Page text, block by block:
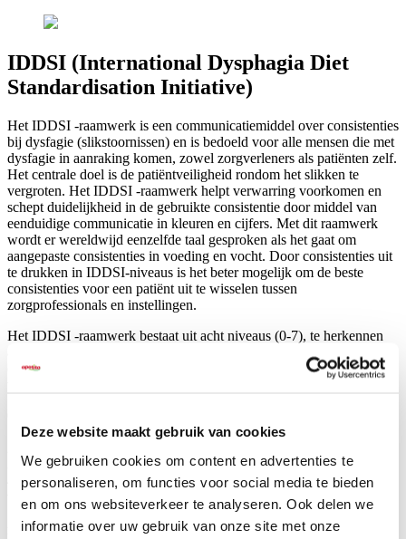
Deze website maakt gebruik van cookies
We gebruiken cookies om content en advertenties te
personaliseren, om functies voor social media te bieden
en om ons websiteverkeer te analyseren. Ook delen we
informatie over uw gebruik van onze site met onze
IDDSI (International Dysphagia Diet
Standardisation Initiative)
Het IDDSI -raamwerk is een communicatiemiddel over consistenties
bij dysfagie (slikstoornissen) en is bedoeld voor alle mensen die met
dysfagie in aanraking komen, zowel zorgverleners als patiënten zelf.
Het centrale doel is de patiëntveiligheid rondom het slikken te
vergroten. Het IDDSI -raamwerk helpt verwarring voorkomen en
schept duidelijkheid in de gebruikte consistentie door middel van
eenduidige communicatie in kleuren en cijfers. Met dit raamwerk
wordt er wereldwijd eenzelfde taal gesproken als het gaat om
aangepaste consistenties in voeding en vocht. Door consistenties uit
te drukken in IDDSI-niveaus is het beter mogelijk om de beste
consistenties voor een patiënt uit te wisselen tussen
zorgprofessionals en instellingen.
Het IDDSI -raamwerk bestaat uit acht niveaus (0-7), te herkennen
ondersteund met eenvoudige testtechnieken om het niveau van een
vloeistof of vaste voeding te kunnen bepalen. De niveaus zijn:
1 – (licht) vloeibaar, bijvoorbeeld drinkvoeding
3 – dik vloeibaar, bijvoorbeeld yoghurt
4 – zeer dik vloeibaar/glad gemalen, bijvoorbeeld puree geschikt
5 – fijngemalen en smeuig, bijvoorbeeld een gemalen warme
maaltijd, met vork of lepel te eten, weinig kauwen nodig